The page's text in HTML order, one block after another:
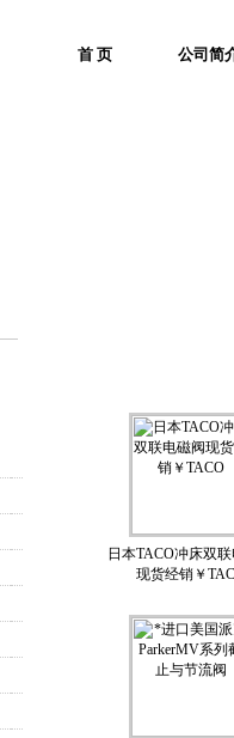
首 页 公司简
日本TACO冲床双
现货经销￥